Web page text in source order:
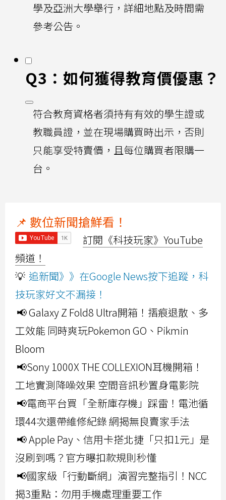
學及亞洲大學舉行，詳細地點及時間需
參考公告。
Q3：如何獲得教育價優惠？
符合教育資格者須持有有效的學生證或
教職員證，並在現場購買時出示，否則
只能享受特賣價，且每位購買者限購一
台。
📌 數位新聞搶鮮看！
訂閱《科技玩家》YouTube
頻道！
💡 追新聞》》在Google News按下追蹤，科
技玩家好文不漏接！
📢 Galaxy Z Fold8 Ultra開箱！摺痕退散、多
工效能 同時爽玩Pokemon GO、Pikmin
Bloom
📢Sony 1000X THE COLLEXION耳機開箱！
工地實測降噪效果 空間音訊秒置身電影院
📢電商平台買「全新庫存機」踩雷！電池循
環44次還帶維修紀錄 網揭無良賣家手法
📢 Apple Pay、信用卡搭北捷「只扣1元」是
沒刷到嗎？官方曝扣款規則秒懂
📢國家級「行動斷網」演習完整指引！NCC
揭3重點：勿用手機處理重要工作